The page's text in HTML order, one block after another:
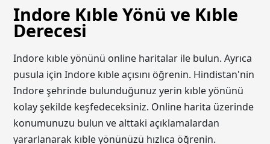
Indore Kıble Yönü ve Kıble
Derecesi
Indore kıble yönünü online haritalar ile bulun. Ayrıca
pusula için Indore kıble açısını öğrenin. Hindistan'nin
Indore şehrinde bulunduğunuz yerin kıble yönünü
kolay şekilde keşfedeceksiniz. Online harita üzerinde
konumunuzu bulun ve alttaki açıklamalardan
yararlanarak kıble yönünüzü hızlıca öğrenin.